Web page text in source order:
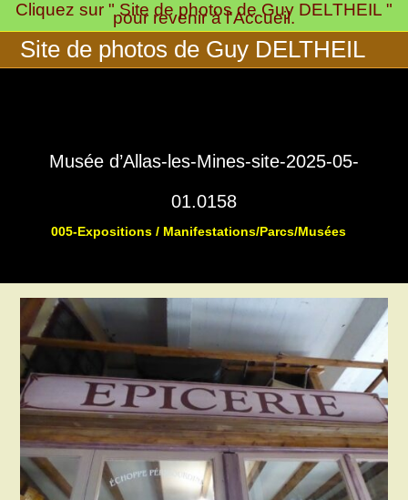
Skip
to
content
Cliquez sur " Site de photos de Guy DELTHEIL "
pour revenir à l'Accueil.
Site de photos de Guy DELTHEIL
Musée d’Allas-les-Mines-site-2025-05-
01.0158
005-Expositions / Manifestations/Parcs/Musées